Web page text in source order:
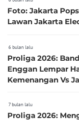
Foto: Jakarta
Lawan Jakarta
6 bulan lalu
Proliga 2026:
Enggan Lempar
Kemenangan Vs
7 bulan lalu
Proliga 2026: